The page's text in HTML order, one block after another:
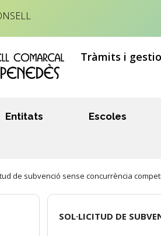
Tràmits i
Entitats
Escoles
de subvenció sense concurrència
SOL·LICITUD DE